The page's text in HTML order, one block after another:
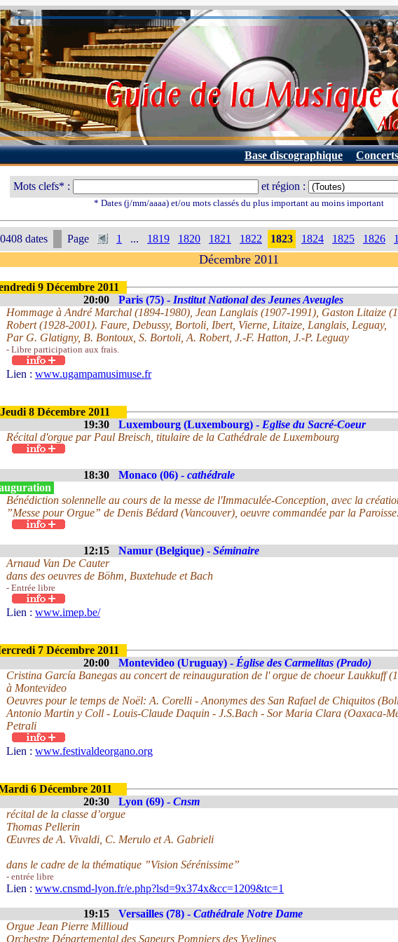
Base discographique Concerts
Mots clefs* : et région :
* Dates (j/mm/aaaa) et/ou mots classés du plus important au moins important
dates Page 1 ... 1819 1820 1821 1822 1823 1824 1825 1826
Décembre 2011
9 Décembre 2011
20:00
Paris (75) - Institut National des Jeunes Aveugles
Hommage à André Marchal (1894-1980), Jean Langlais (1907-1991), Gaston Litaize
Robert (1928-2001). Faure, Debussy, Bortoli, Ibert, Vierne, Litaize, Langlais, Leguay,
Par G. Glatigny, B. Bontoux, S. Bortoli, A. Robert, J.-F. Hatton, J.-P. Leguay
- Libre participation aux frais.
Lien : www.ugampamusimuse.fr
Jeudi 8 Décembre 2011
19:30
Luxembourg (Luxembourg) - Eglise du Sacré-Coeur
Récital d'orgue par Paul Breisch, titulaire de la Cathédrale de Luxembourg
18:30 Monaco (06) - cathédrale
Bénédiction solennelle au cours de la messe de l'Immaculée-Conception, avec la
”Messe pour Orgue” de Denis Bédard (Vancouver), oeuvre commandée par la Paroisse.
12:15 Namur (Belgique) - Séminaire
Arnaud Van De Cauter
dans des oeuvres de Böhm, Buxtehude et Bach
- Entrée libre
Lien : www.imep.be/
7 Décembre 2011
20:00
Montevideo (Uruguay) - Église des Carmelitas (Prado)
Cristina García Banegas au concert de reinauguration de l' orgue de choeur Laukkuff
à Montevideo
Oeuvres pour le temps de Noël: A. Corelli - Anonymes des San Rafael de Chiquitos
Antonio Martin y Coll - Louis-Claude Daquin - J.S.Bach - Sor Maria Clara (Oaxaca-
Petrali
Lien : www.festivaldeorgano.org
6 Décembre 2011
20:30
Lyon (69) - Cnsm
récital de la classe d’orgue
Thomas Pellerin
Œuvres de A. Vivaldi, C. Merulo et A. Gabrieli
dans le cadre de la thématique ”Vision Sérénissime”
- entrée libre
Lien : www.cnsmd-lyon.fr/e.php?lsd=9x374x&cc=1209&tc=1
19:15 Versailles (78) - Cathédrale Notre Dame
Orgue Jean Pierre Millioud
Orchestre Départemental des Sapeurs Pompiers des Yvelines